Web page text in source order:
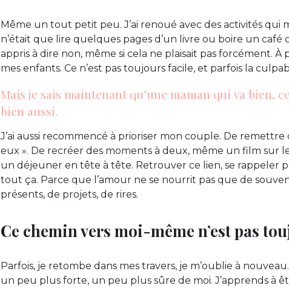
Même un tout petit peu. J’ai renoué avec des activités qui
n’était que lire quelques pages d’un livre ou boire un café
appris à dire non, même si cela ne plaisait pas forcément. À
mes enfants. Ce n’est pas toujours facile, et parfois la
Mais je sais maintenant qu’une maman qui va bien,
bien aussi.
J’ai aussi recommencé à prioriser mon couple. De
eux ». De recréer des moments à deux, même un film sur
un déjeuner en tête à tête. Retrouver ce lien, se rappeler
tout ça. Parce que l’amour ne se nourrit pas que de
présents, de projets, de rires.
Ce chemin vers moi-même n’est pas
Parfois, je retombe dans mes travers, je m’oublie à
un peu plus forte, un peu plus sûre de moi. J’apprends à